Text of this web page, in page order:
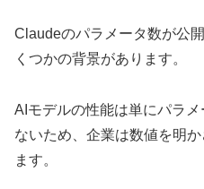
Claudeのパラメータ数が公
くつかの背景があります。
AIモデルの性能は単にパラ
ないため、企業は数値を明
ます。